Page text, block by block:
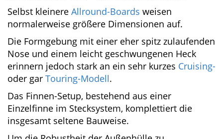
Selbst kleinere Allround-Boards weisen
normalerweise größere Dimensionen auf.
Die Formgebung mit einer eher spitz
zulaufenden Nose und einem leicht
geschwungenen Heck erinnern jedoch stark an
ein sehr kurzesCruising-oder gar
Modell
Das Finnen-Setup, bestehend aus einer
Einzelfinne im Stecksystem, komplettiert die
insgesamt seltene Bauweise.